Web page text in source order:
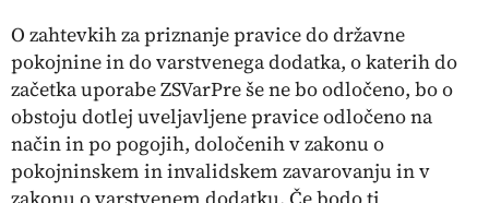
O zahtevkih za priznanje pravice do državne
pokojnine in do varstvenega dodatka, o katerih do
začetka uporabe ZSVarPre še ne bo odločeno, bo o
obstoju dotlej uveljavljene pravice odločeno na
način in po pogojih, določenih v zakonu o
pokojninskem in invalidskem zavarovanju in v